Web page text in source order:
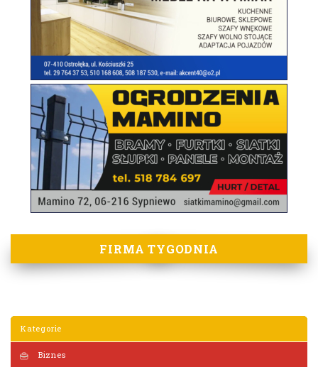
FIRMA TYGODNIA
Kategorie
Biznes